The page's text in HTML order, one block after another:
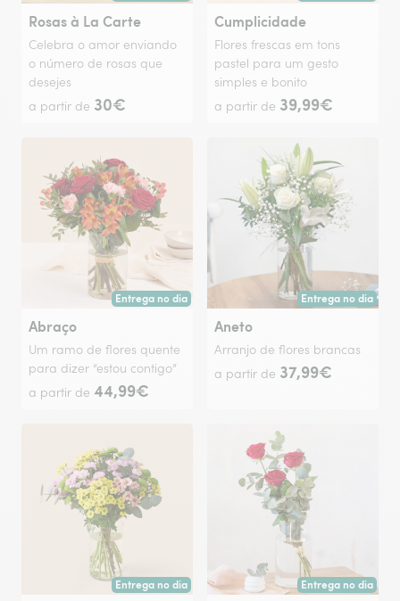
Rosas à La Carte
Celebra o amor enviando
o número de rosas que
desejes
a partir de 30€
Cumplicidade
Flores frescas em tons
pastel para um gesto
simples e bonito
a partir de 39,99€
Entrega no dia
Entrega hoje ou na data à tua escolha.
Abraço
Um ramo de flores quente
para dizer “estou contigo”
a partir de 44,99€
Entrega no dia
Entrega hoje ou na
Aneto
Arranjo de flores brancas
a partir de 37,99€
Entrega no dia
Entrega hoje ou na data à tua escolha.Entrega no dia
Entrega hoje ou na